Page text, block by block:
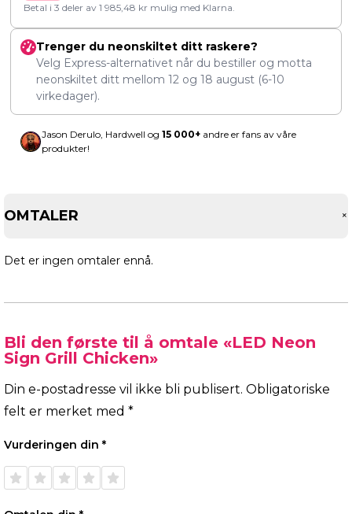
Betal i 3 deler av 1 985,48 kr mulig med Klarna.
Trenger du neonskiltet ditt raskere?
Velg Express-alternativet når du bestiller og motta
neonskiltet ditt mellom 12 og 18 august (6-10
virkedager).
Jason Derulo, Hardwell og 15 000+ andre er fans av våre
produkter!
OMTALER +
Det er ingen omtaler ennå.
Bli den første til å omtale «LED Neon
Sign Grill Chicken»
Din e-postadresse vil ikke bli publisert. Obligatoriske
felt er merket med *
Vurderingen din *
1 av 5
stjerner
2 av 5
stjerner
3 av 5
stjerner
4 av 5
stjerner
5 av 5
stjerner